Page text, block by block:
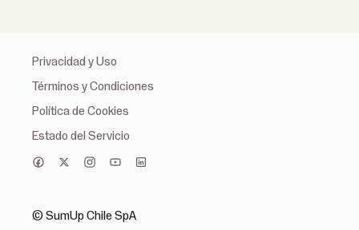
Privacidad y Uso
Términos y Condiciones
Política de Cookies
Estado del Servicio
© SumUp Chile SpA